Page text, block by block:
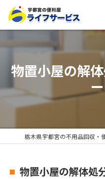
物置小屋の解
物置小屋の解体処